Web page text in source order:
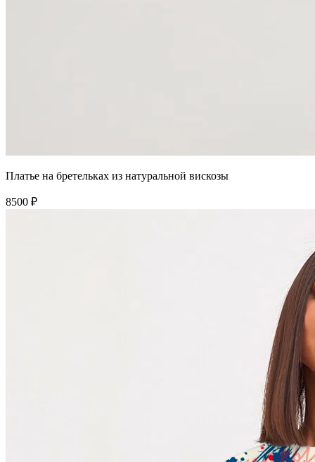
Платье на бретельках из натуральной вискозы
8500 ₽